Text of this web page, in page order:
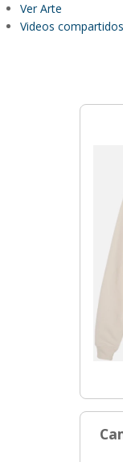
Ver Arte
Videos compartidos